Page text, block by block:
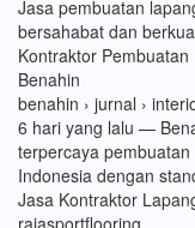
Jasa pembuatan
bersahabat dan
Kontraktor
Benahin
benahin › jurnal ›
6 hari yang lalu —
terpercaya
Indonesia dengan
Jasa Kontraktor
rajasportflooring